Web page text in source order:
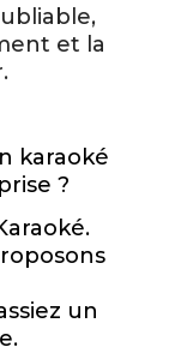
et la
karaoké
?
un